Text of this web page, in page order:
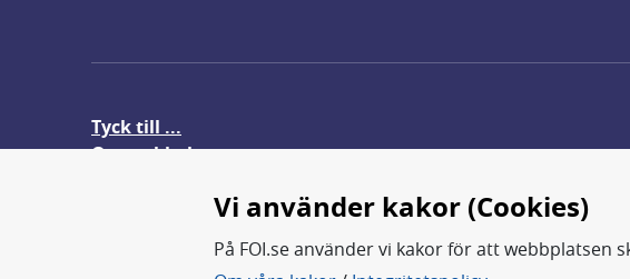
Tyck till ...
Om webbplatsen
Vi använder kakor (Cookies)
På FOI.se använder vi kakor för att webbplatsen